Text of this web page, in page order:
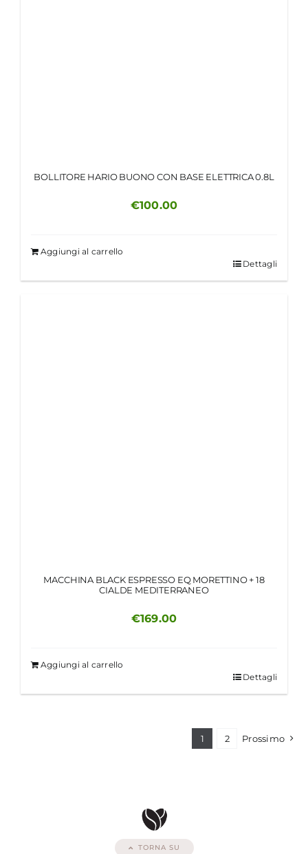
BOLLITORE HARIO BUONO CON BASE ELETTRICA 0.8L
€100.00
Aggiungi al carrello
Dettagli
MACCHINA BLACK ESPRESSO EQ MORETTINO + 18
CIALDE MEDITERRANEO
€169.00
Aggiungi al carrello
Dettagli
1 2 Prossimo
TORNA SU